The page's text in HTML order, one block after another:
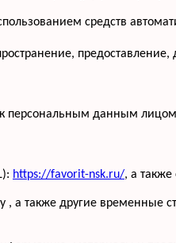
средств
предоставление,
данным лицом
https://favorit-nsk.ru/, а также
а также другие временные